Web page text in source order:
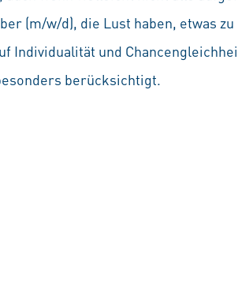
(m/w/d), die Lust haben, etwas zu
Individualität und
berücksichtigt.